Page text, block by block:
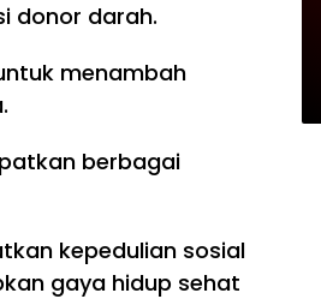
donor darah.
menambah
berbagai
kepedulian sosial
gaya hidup sehat